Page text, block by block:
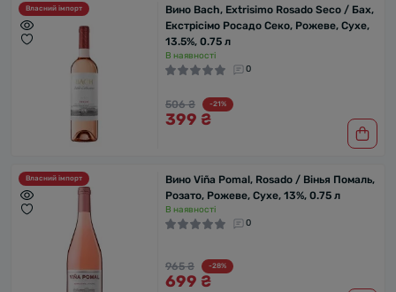
Власний імпорт
Вино Bach, Extrisimo Rosado Seco / Бах,
Екстрісімо Росадо Секо, Рожеве, Сухе,
13.5%, 0.75 л
В наявності
0
506 ₴ -21%
399 ₴
Власний імпорт
Вино Viña Pomal, Rosado / Вінья Помаль,
Розато, Рожеве, Сухе, 13%, 0.75 л
В наявності
0
965 ₴ -28%
699 ₴